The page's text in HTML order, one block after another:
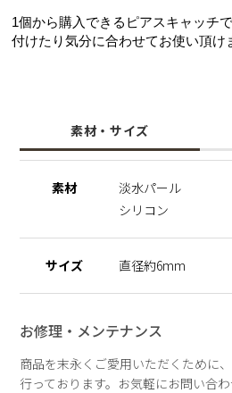
1個から購入できるピアスキャッチ
付けたり気分に合わせてお使い頂け
素材・サイズ
素材
淡水パール
シリコン
サイズ 直径約6mm
お修理・メンテナンス
商品を末永くご愛用いただくために
行っております。お気軽にお問い合わ